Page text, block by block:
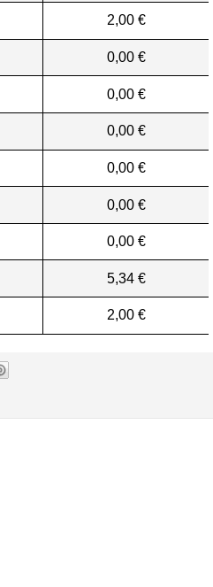
2,00 €
0,00 €
0,00 €
0,00 €
0,00 €
0,00 €
0,00 €
5,34 €
2,00 €